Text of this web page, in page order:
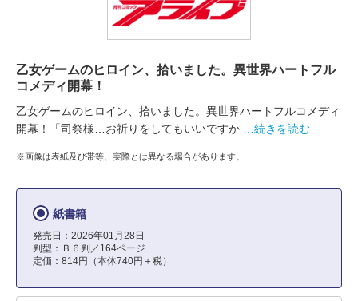
乙女ゲームのヒロイン、拾いました。異世界ハートフル
コメディ開幕！
乙女ゲームのヒロイン、拾いました。異世界ハートフルコメディ
開幕！「司祭様…お祈りをしてもいいですか
…続きを読む
※画像は表紙及び帯等、実際とは異なる場合があります。
紙書籍
発売日：2026年01月28日
判型：Ｂ６判／164ページ
定価：814円（本体740円＋税）